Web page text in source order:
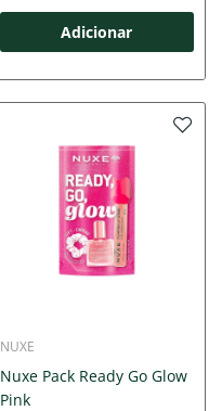
Adicionar
NUXE
Nuxe Pack Ready Go Glow
Pink